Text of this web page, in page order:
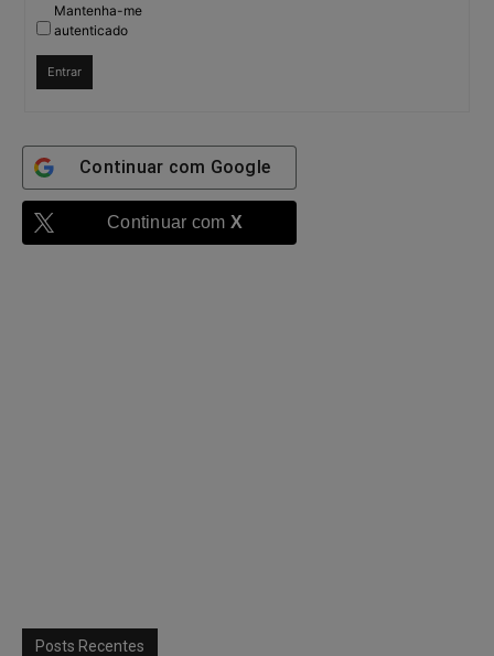
Mantenha-me
autenticado
Entrar
Continuar com Google
Continuar com X
Posts Recentes